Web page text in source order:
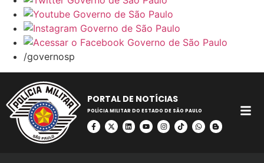
/governosp
PORTAL DE NOTÍCIAS
POLÍCIA MILITAR DO ESTADO DE SÃO PAULO